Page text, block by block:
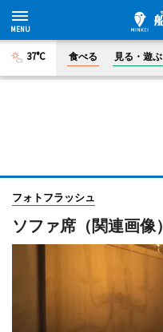
37°C 食べる 見る・遊ぶ
フォトフラッシュ
ソファ席（関連画像）